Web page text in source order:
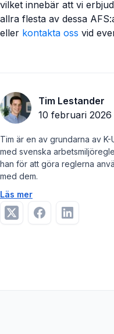
Tim Lestander
10 februari 2026
Tim är en av grundarna av
med svenska
han för att göra reglerna
med dem.
Läs mer
vilket innebär att vi
allra flesta av dessa
eller kontakta oss vid